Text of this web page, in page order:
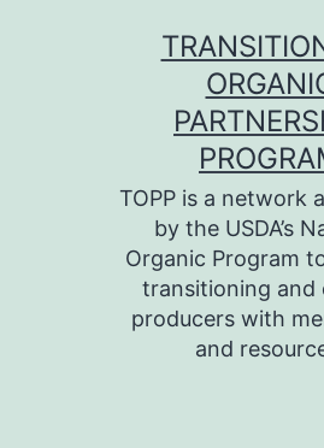
TOPP is a network
by the USDA’s
Organic Program
transitioning and
producers with
and